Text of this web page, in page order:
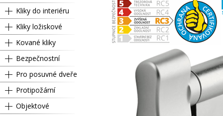
Kliky do interiéru
Kliky ložiskové
Kované kliky
Bezpečnostní
Pro posuvné dveře
Protipožární
Objektové